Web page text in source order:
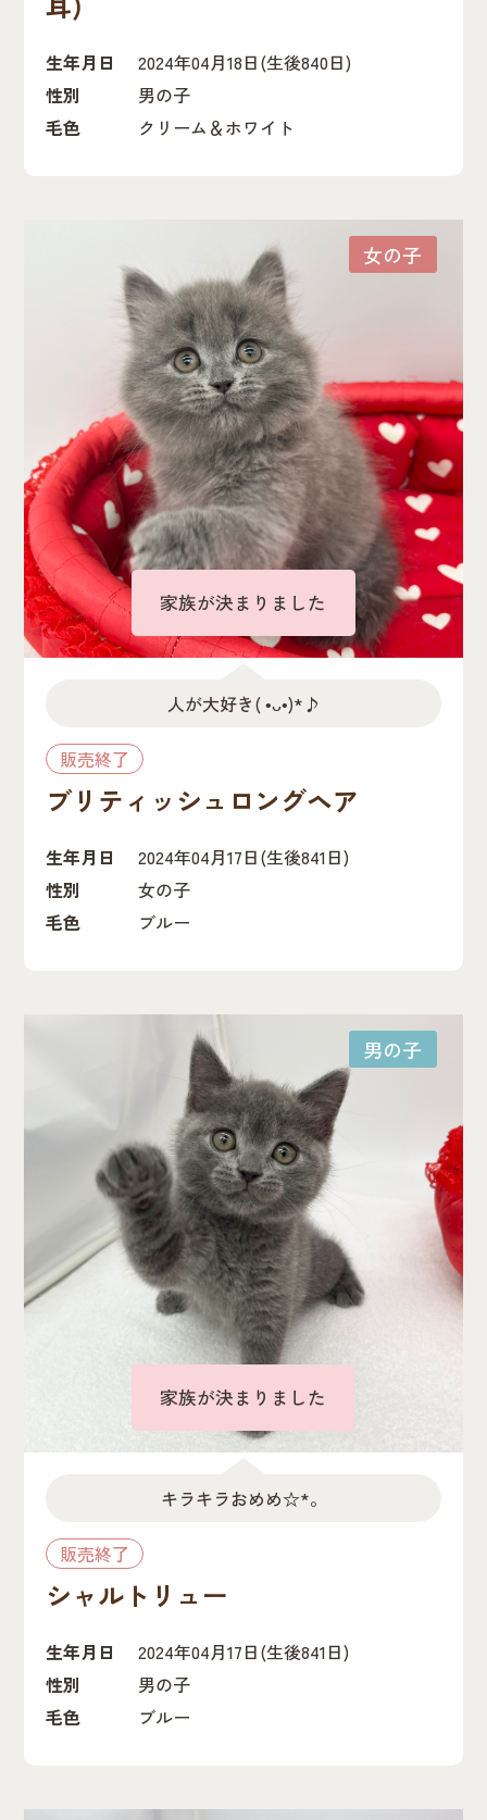
生年月日 2024年04月18日(生後840日)
性別
男の子
毛色
クリーム＆ホワイト
女の子
家族が決まりました
人が大好き( •ᴗ•)*♪
販売終了
ブリティッシュロングヘア
生年月日 2024年04月17日(生後841日)
性別
女の子
毛色
ブルー
男の子
家族が決まりました
キラキラおめめ☆*。
販売終了
シャルトリュー
生年月日 2024年04月17日(生後841日)
性別
男の子
毛色
ブルー